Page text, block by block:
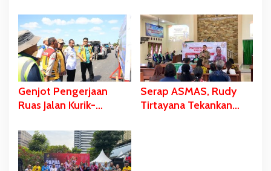
‘Didandani,’
Kepanitiaan HUT RI ke-
81 Terbentuk,
Sejumlah Kegiatan
Dihelat
Gubernur Safanpo
Genjot Pengerjaan
Ruas Jalan Kurik-
Kota-Rawa Sari,
Gubernur Safanpo:
Tahun ini Tuntas
Serap ASMAS, Rudy
Tirtayana Tekankan